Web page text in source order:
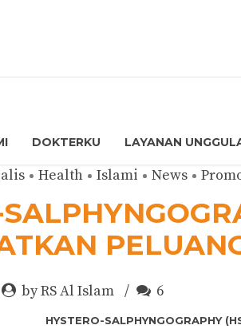
DOKTERKU LAYANAN
Health Islami News
by RS Al Islam 6
HYSTERO-SALPHYNGOGRAPHY